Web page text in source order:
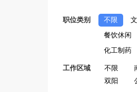
职位类别 不限
餐饮休闲
化工制药
工作区域 不限
双阳